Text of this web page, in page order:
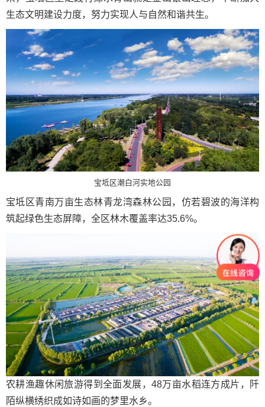
生态文明建设力度，努力实现人与自然和谐共生。
宝坻区潮白河实地公园
宝坻区青南万亩生态林青龙湾森林公园，仿若碧波的海洋构
筑起绿色生态屏障，全区林木覆盖率达35.6%。
农耕渔趣休闲旅游得到全面发展，48万亩水稻连方成片，阡
陌纵横绣织成如诗如画的梦里水乡。